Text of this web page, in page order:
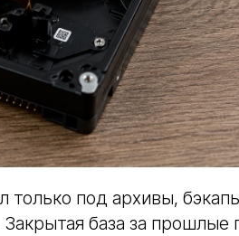
под архивы,
база за прошлые